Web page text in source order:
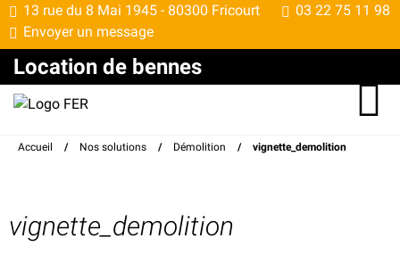
13 rue du 8 Mai 1945 - 80300 Fricourt
03 22 75 11 98
Envoyer un message
Location de bennes
Accueil / Nos solutions / Démolition / vignette_demolition
vignette_demolition